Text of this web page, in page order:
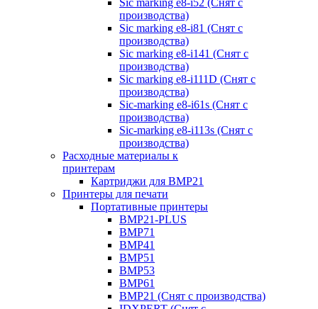
Sic marking e8-i52 (Снят с
производства)
Sic marking e8-i81 (Снят с
производства)
Sic marking e8-i141 (Снят с
производства)
Sic marking e8-i111D (Снят с
производства)
Sic-marking e8-i61s (Снят с
производства)
Sic-marking e8-i113s (Снят с
производства)
Расходные материалы к
принтерам
Картриджи для BMP21
Принтеры для печати
Портативные принтеры
BMP21-PLUS
BMP71
BMP41
BMP51
BMP53
BMP61
BMP21 (Снят с производства)